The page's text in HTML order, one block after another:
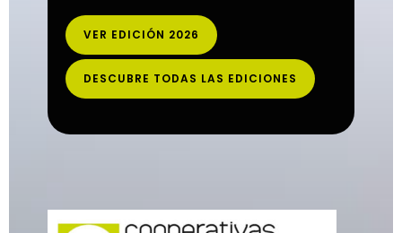
VER EDICIÓN 2026
DESCUBRE TODAS LAS EDICIONES